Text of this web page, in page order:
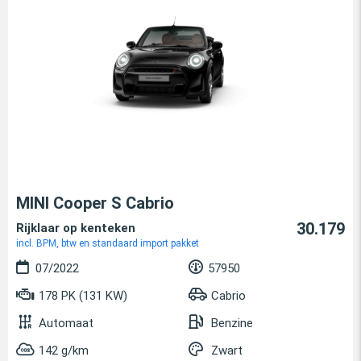
MINI Cooper S Cabrio
Rijklaar op kenteken
incl. BPM, btw en standaard import pakket
30.179
07/2022
57950
178 PK (131 KW)
Cabrio
Automaat
Benzine
142 g/km
Zwart